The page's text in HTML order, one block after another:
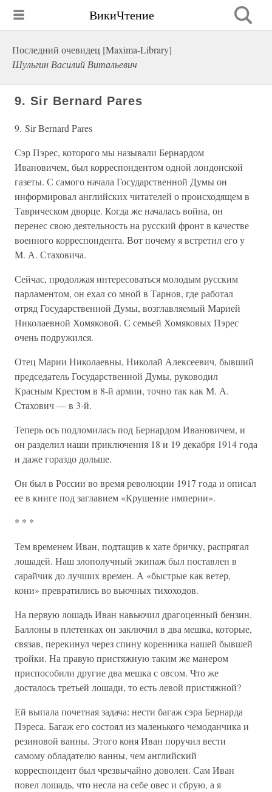
ВикиЧтение
Последний очевидец [Maxima-Library]
Шульгин Василий Витальевич
9. Sir Bernard Pares
9. Sir Bernard Pares
Сэр Пэрес, которого мы называли Бернардом
Ивановичем, был корреспондентом одной лондонской
газеты. С самого начала Государственной Думы он
информировал английских читателей о происходящем в
Таврическом дворце. Когда же началась война, он
перенес свою деятельность на русский фронт в качестве
военного корреспондента. Вот почему я встретил его у
М. А. Стаховича.
Сейчас, продолжая интересоваться молодым русским
парламентом, он ехал со мной в Тарнов, где работал
отряд Государственной Думы, возглавляемый Марией
Николаевной Хомяковой. С семьей Хомяковых Пэрес
очень подружился.
Отец Марии Николаевны, Николай Алексеевич, бывший
председатель Государственной Думы, руководил
Красным Крестом в 8-й армии, точно так как М. А.
Стахович — в 3-й.
Теперь ось подломилась под Бернардом Ивановичем, и
он разделил наши приключения 18 и 19 декабря 1914 года
и даже гораздо дольше.
Он был в России во время революции 1917 года и описал
ее в книге под заглавием «Крушение империи».
* * *
Тем временем Иван, подтащив к хате бричку, распрягал
лошадей. Наш злополучный экипаж был поставлен в
сарайчик до лучших времен. А «быстрые как ветер,
кони» превратились во вьючных тихоходов.
На первую лошадь Иван навьючил драгоценный бензин.
Баллоны в плетенках он заключил в два мешка, которые,
связав, перекинул через спину коренника нашей бывшей
тройки. На правую пристяжную таким же манером
приспособили другие два мешка с овсом. Что же
досталось третьей лошади, то есть левой пристяжной?
Ей выпала почетная задача: нести багаж сэра Бернарда
Пэреса. Багаж его состоял из маленького чемоданчика и
резиновой ванны. Этого коня Иван поручил вести
самому обладателю ванны, чем английский
корреспондент был чрезвычайно доволен. Сам Иван
повел лошадь, что несла на себе овес и сбрую, а я